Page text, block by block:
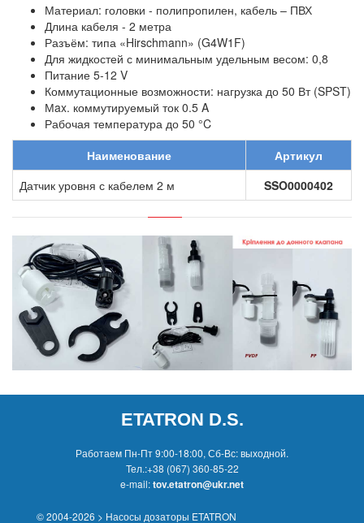
Материал: головки - полипропилен, кабель – ПВХ
Длина кабеля - 2 метра
Разъём: типа «Hirschmann» (G4W1F)
Для жидкостей с минимальным удельным весом: 0,8
Питание 5-12 V
Коммутационные возможности: нагрузка до 50 Вт (SPST)
Мax. коммутируемый ток 0.5 A
Рабочая температура до 50 °C
Наименование
Артикул
Датчик уровня с кабелем 2 м
SSO0000402
ETATRON D.S.
Работаем Пн-Пт 9:00-18:00, Сб-Вс: выходной.
Тел.:+38 (067) 360-85-22
e-mail:tov.etatron@ukr.net
© 2004-2026 > Насосы дозаторы ETATRON